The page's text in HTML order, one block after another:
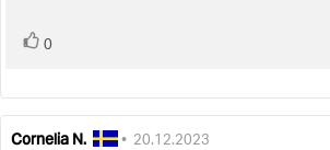
Rösta
0
Recensionsförfattare:
Cornelia N. • Recensionsdatum:
20.12.2023